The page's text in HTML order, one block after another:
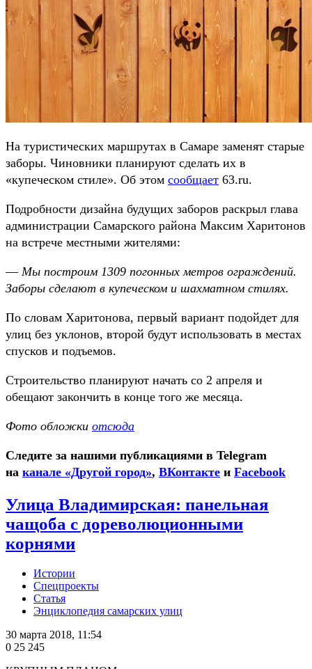
На туристических маршрутах в Самаре заменят старые
заборы. Чиновники планируют сделать их в
«купеческом стиле». Об этом сообщает 63.ru.
Подробности дизайна будущих заборов раскрыл глава
администрации Самарского района Максим Харитонов
на встрече местными жителями:
— Мы построим 1309 погонных метров ограждений.
Заборы сделают в купеческом и шахматном стилях.
По словам Харитонова, первый вариант подойдет для
улиц без уклонов, второй будут использовать в местах
спусков и подъемов.
Строительство планируют начать со 2 апреля и
обещают закончить в конце того же месяца.
Фото обложки отсюда
Следите за нашими публикациями в Telegram
на канале «Другой город», ВКонтакте и Facebook
Улица Владимирская: панельная
чащоба с дореволюционными
корнями
Истории
Спецпроекты
Статья
Энциклопедия самарских улиц
30 марта 2018, 11:54
0 25 245